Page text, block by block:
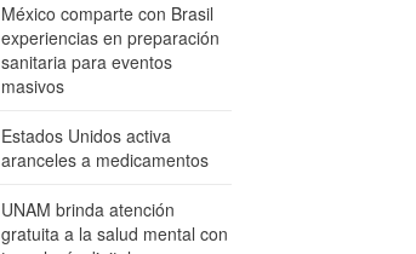
México comparte con Brasil
experiencias en preparación
sanitaria para eventos
masivos
Estados Unidos activa
aranceles a medicamentos
UNAM brinda atención
gratuita a la salud mental con